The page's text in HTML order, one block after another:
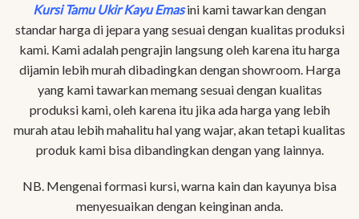
Kursi Tamu Ukir Kayu Emas ini kami tawarkan dengan
standar harga di jepara yang sesuai dengan kualitas produksi
kami. Kami adalah pengrajin langsung oleh karena itu harga
dijamin lebih murah dibadingkan dengan showroom. Harga
yang kami tawarkan memang sesuai dengan kualitas
produksi kami, oleh karena itu jika ada harga yang lebih
murah atau lebih mahalitu hal yang wajar, akan tetapi kualitas
produk kami bisa dibandingkan dengan yang lainnya.
NB. Mengenai formasi kursi, warna kain dan kayunya bisa
menyesuaikan dengan keinginan anda.